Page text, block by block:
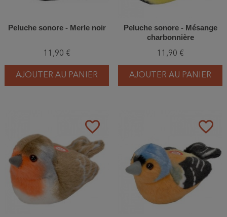
Peluche sonore - Merle noir
11,90 €
AJOUTER AU PANIER
Peluche sonore - Mésange
charbonnière
11,90 €
AJOUTER AU PANIER
favorite_border favorite_border